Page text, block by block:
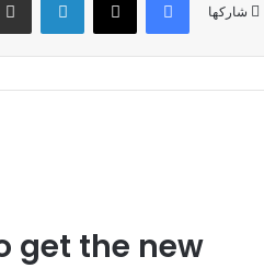
شاركها
get the new